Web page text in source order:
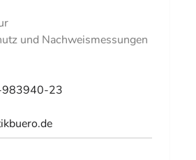
und Nachweismessungen
23